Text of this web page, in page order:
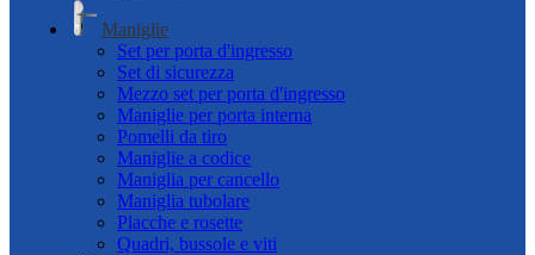
Maniglie
Set per porta d'ingresso
Set di sicurezza
Mezzo set per porta d'ingresso
Maniglie per porta interna
Pomelli da tiro
Maniglie a codice
Maniglia per cancello
Maniglia tubolare
Placche e rosette
Quadri, bussole e viti